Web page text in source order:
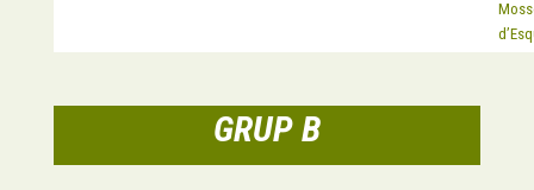
GRUP B